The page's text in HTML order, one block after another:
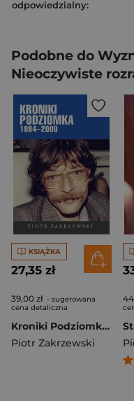
odpowiedzialny:
Podobne do
Nieoczywiste
KSIĄŻKA
27,35 zł
39,00 zł - sugerowana
cena detaliczna
Kroniki Podziomka 1984-2009
Piotr Zakrzewski